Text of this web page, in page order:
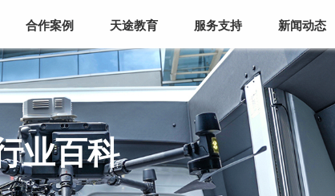
合作案例 天途教育 服务支持 新闻动态
业百科